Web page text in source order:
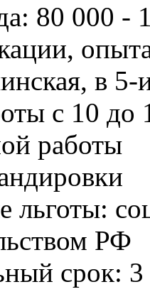
80 000 -
в 5-
с 10 до
работы
РФ
срок: 3